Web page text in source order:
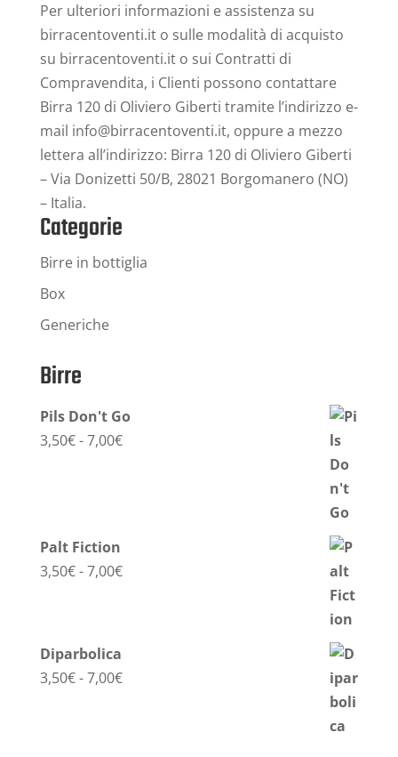
Per ulteriori informazioni e assistenza su
birracentoventi.it o sulle modalità di acquisto
su birracentoventi.it o sui Contratti di
Compravendita, i Clienti possono contattare
Birra 120 di Oliviero Giberti tramite l’indirizzo e-
mail info@birracentoventi.it, oppure a mezzo
lettera all’indirizzo: Birra 120 di Oliviero Giberti
– Via Donizetti 50/B, 28021 Borgomanero (NO)
– Italia.
Categorie
Birre in bottiglia
Box
Generiche
Birre
Pils Don't Go
3,50€-7,00€Fascia
Palt Fiction
3,50€-7,00€Fascia
Diparbolica
3,50€-7,00€Fascia